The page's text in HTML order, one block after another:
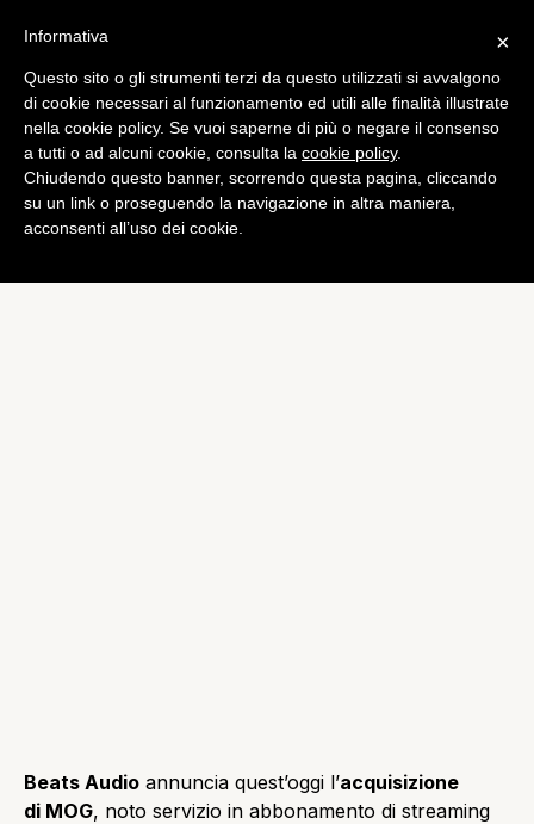
Tech
HTC e Beats: un’altro passo
verso lo streaming audio
di Alessandro Moretti
Beats Audio annuncia quest’oggi l’acquisizione
di MOG, noto servizio in abbonamento di streaming
×
Informativa
Questo sito o gli strumenti terzi da questo utilizzati si avvalgono
di cookie necessari al funzionamento ed utili alle finalità illustrate
nella cookie policy. Se vuoi saperne di più o negare il consenso
a tutti o ad alcuni cookie, consulta la cookie policy.
Chiudendo questo banner, scorrendo questa pagina, cliccando
su un link o proseguendo la navigazione in altra maniera,
acconsenti all’uso dei cookie.